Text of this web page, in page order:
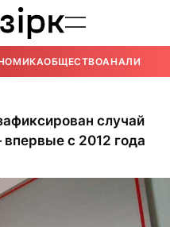
ОБЩЕСТВОАНАЛИТИКА
случай
с 2012 года